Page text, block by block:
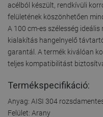
acélból készült, rendkívüli
felületének köszönhetően
A 100 cm-es szélesség
kialakítás hangelnyelő
garantál. A termék kiválóan
teljes kompatibilitást
Termékspecifikáció:
Anyag: AISI 304
Felület: Arany